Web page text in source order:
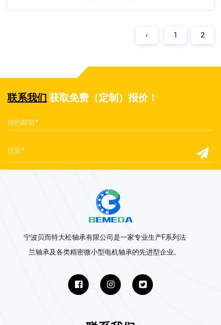
‹ 1 2
联系我们 获取免费（定制）报价！
宁波贝而特大松轴承有限公司是一家专业生产F系列法
兰轴承及各类精密微小型电机轴承的先进型企业。